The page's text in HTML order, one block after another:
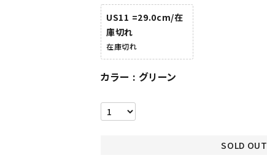
US11 =29.0cm/在
庫切れ
在庫切れ
カラー グリーン
SOLD OUT